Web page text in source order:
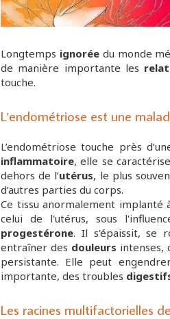
Longtemps ignoréedu monde
de manière importante les
touche.
L'endométriose est une
L’endométriose touche près
inflammatoire, elle se
dehors de l’utérus, le plus
d’autres parties du corps.
Ce tissu anormalement
celui de l'utérus, sous
progestérone. Il s'épaissit, se
entraîner des douleurs intenses,
persistante. Elle peut
importante, des troubles
Les racines multifactorielles